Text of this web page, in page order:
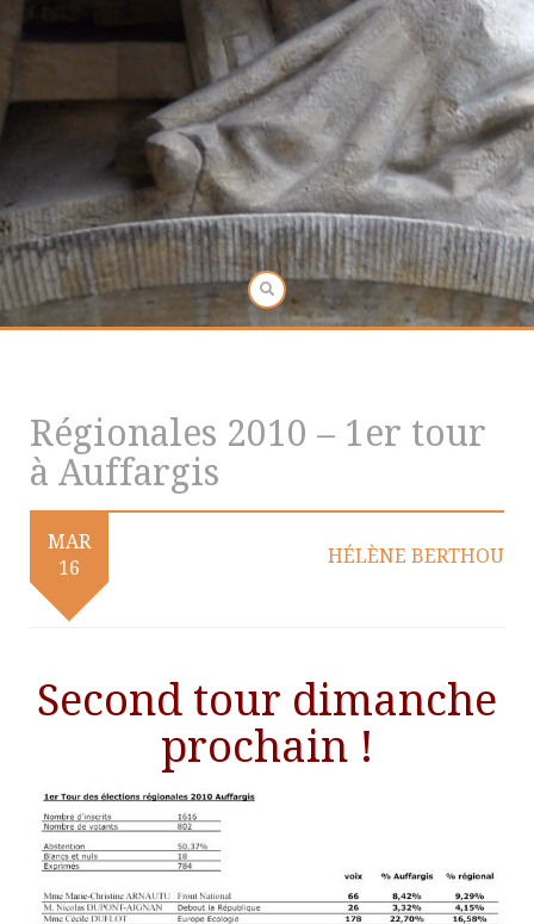
Régionales 2010 – 1er tour
à Auffargis
MAR
16
HÉLÈNE BERTHOU
Second tour dimanche
prochain !